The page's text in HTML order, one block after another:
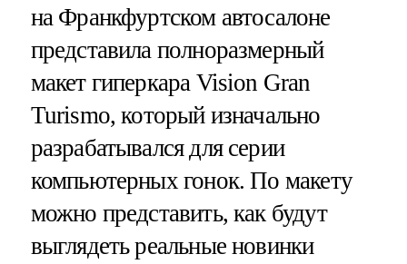
на Франкфуртском автосалоне
представила полноразмерный
макет гиперкара Vision Gran
Turismo, который изначально
разрабатывался для серии
компьютерных гонок. По макету
можно представить, как будут
выглядеть реальные новинки